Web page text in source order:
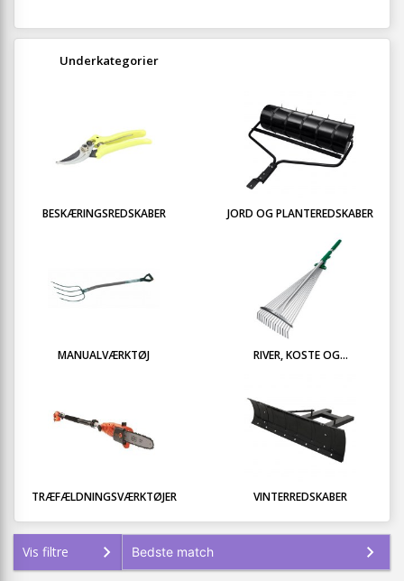
Underkategorier
BESKÆRINGSREDSKABER JORD OG PLANTEREDSKABER
MANUALVÆRKTØJ RIVER, KOSTE OG...
TRÆFÆLDNINGSVÆRKTØJER VINTERREDSKABER
Vis filtre